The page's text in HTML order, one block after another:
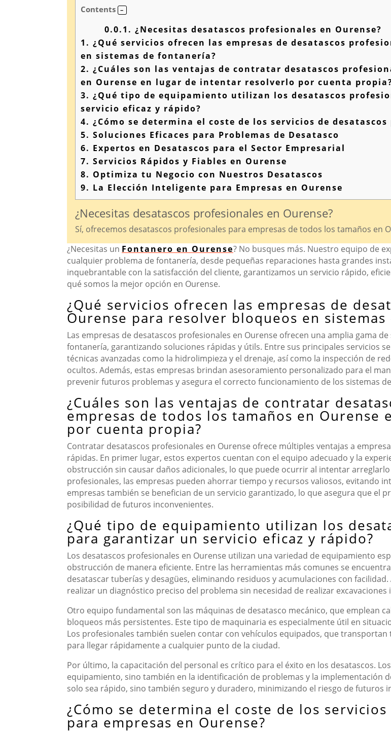
Contents
0.0.1. ¿Necesitas desatascos profesionales en Ourense?
1. ¿Qué servicios ofrecen las empresas de desatascos
en sistemas de fontanería?
2. ¿Cuáles son las ventajas de contratar desatascos
en Ourense en lugar de intentar resolverlo por cuenta
3. ¿Qué tipo de equipamiento utilizan los desatascos
servicio eficaz y rápido?
4. ¿Cómo se determina el coste de los servicios de
5. Soluciones Eficaces para Problemas de Desatasco
6. Expertos en Desatascos para el Sector Empresarial
7. Servicios Rápidos y Fiables en Ourense
8. Optimiza tu Negocio con Nuestros Desatascos
9. La Elección Inteligente para Empresas en Ourense
¿Necesitas desatascos profesionales en Ourense?
Sí, ofrecemos desatascos profesionales para empresas de todos los tamaños en
¿Necesitas un Fontanero en Ourense? No busques más. Nuestro equipo de
cualquier problema de fontanería, desde pequeñas reparaciones hasta grandes
inquebrantable con la satisfacción del cliente, garantizamos un servicio rápido,
qué somos la mejor opción en Ourense.
¿Qué servicios ofrecen las empresas de
Ourense para resolver bloqueos en
Las empresas de desatascos profesionales en Ourense ofrecen una amplia gama
fontanería, garantizando soluciones rápidas y útils. Entre sus principales servicios
técnicas avanzadas como la hidrolimpieza y el drenaje, así como la inspección de
ocultos. Además, estas empresas brindan asesoramiento personalizado para el
prevenir futuros problemas y asegura el correcto funcionamiento de los sistemas
¿Cuáles son las ventajas de contratar
empresas de todos los tamaños en
por cuenta propia?
Contratar desatascos profesionales en Ourense ofrece múltiples ventajas a
rápidas. En primer lugar, estos expertos cuentan con el equipo adecuado y la
obstrucción sin causar daños adicionales, lo que puede ocurrir al intentar
profesionales, las empresas pueden ahorrar tiempo y recursos valiosos, evitando
empresas también se benefician de un servicio garantizado, lo que asegura que el
posibilidad de futuros inconvenientes.
¿Qué tipo de equipamiento utilizan los
para garantizar un servicio eficaz y rápido?
Los desatascos profesionales en Ourense utilizan una variedad de equipamiento
obstrucción de manera eficiente. Entre las herramientas más comunes se
desatascar tuberías y desagües, eliminando residuos y acumulaciones con
realizar un diagnóstico preciso del problema sin necesidad de realizar excavaciones
Otro equipo fundamental son las máquinas de desatasco mecánico, que emplean
bloqueos más persistentes. Este tipo de maquinaria es especialmente útil en
Los profesionales también suelen contar con vehículos equipados, que
para llegar rápidamente a cualquier punto de la ciudad.
Por último, la capacitación del personal es crítico para el éxito en los desatascos.
equipamiento, sino también en la identificación de problemas y la implementación
solo sea rápido, sino también seguro y duradero, minimizando el riesgo de futuros
¿Cómo se determina el coste de los
para empresas en Ourense?